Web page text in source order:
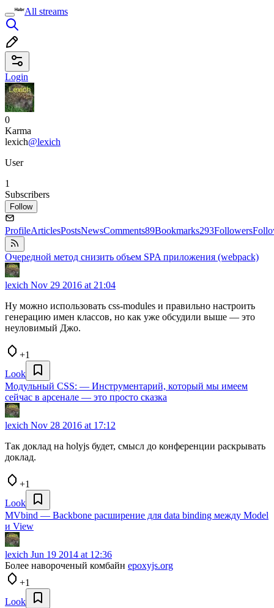
All streams
Login
0
Karma
lexich@lexich
User
1
Subscribers
Follow
ProfileArticlesPostsNewsComments89Bookmarks293Followers
Очередной метод снизить объем SPA приложения (webpack)
lexich Nov 29 2016 at 21:04
Ну можно использовать css-modules и правильно настроить
генерацию имен классов, но как уже обсудили выше — это
неуловимый Джо.
+1
Look
Модульный CSS: — Инструментарий, который мы имеем
сейчас в арсенале — это просто сказка
lexich Nov 28 2016 at 17:12
Так доклад на holyjs будет, смысл до конференции раскрывать
доклад.
+1
Look
MVbind — Backbone расширение для data binding между Model
и View
lexich Jun 19 2014 at 12:36
Более навороченый комбайн epoxyjs.org
+1
Look